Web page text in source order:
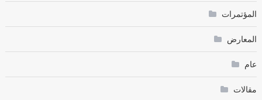
المؤتمرات
المعارض
عام
مقالات